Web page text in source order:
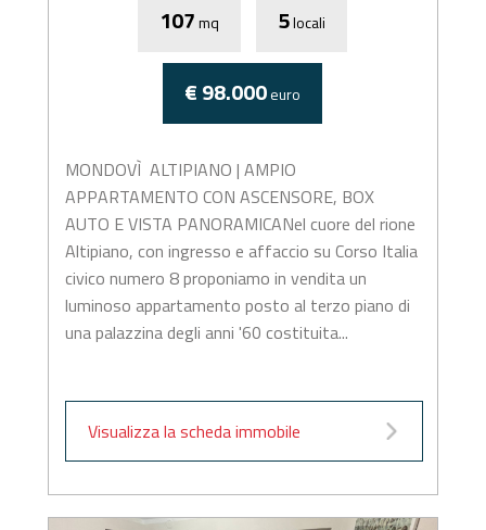
107mq 5locali
€ 98.000euro
MONDOVÌ  ALTIPIANO | AMPIO
APPARTAMENTO CON ASCENSORE, BOX
AUTO E VISTA PANORAMICANel cuore del rione
Altipiano, con ingresso e affaccio su Corso Italia
civico numero 8 proponiamo in vendita un
luminoso appartamento posto al terzo piano di
una palazzina degli anni '60 costituita...
Visualizza la scheda immobile